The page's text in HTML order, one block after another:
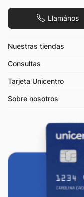
Llamános
Nuestras tiendas
Consultas
Tarjeta Unicentro
Sobre nosotros